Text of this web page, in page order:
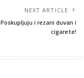
NEXT ARTICLE
Poskupljuju i rezani duvan i
cigarete!